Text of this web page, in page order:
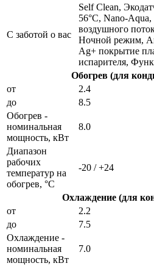
С заботой о вас
Self Clean,
56°C, Nano-
воздушного
Ночной режим,
Ag+ покрытие
испарителя,
Обогрев (для
от
2.4
до
8.5
Обогрев -
номинальная
мощность, кВт
8.0
Диапазон
рабочих
температур на
обогрев, °C
-20 / +24
Охлаждение (для
от
2.2
до
7.5
Охлаждение -
номинальная
мощность, кВт
7.0